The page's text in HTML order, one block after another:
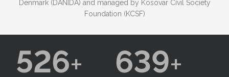
Denmark (DANIDA) and managed by Kosovar Civil Society
Foundation (KCSF)
526 639